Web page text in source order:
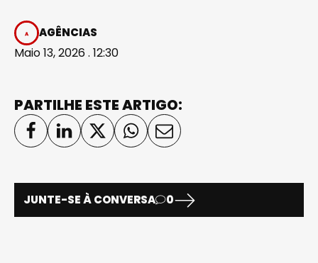
AGÊNCIAS
Maio 13, 2026 . 12:30
PARTILHE ESTE ARTIGO:
JUNTE-SE À CONVERSA 0